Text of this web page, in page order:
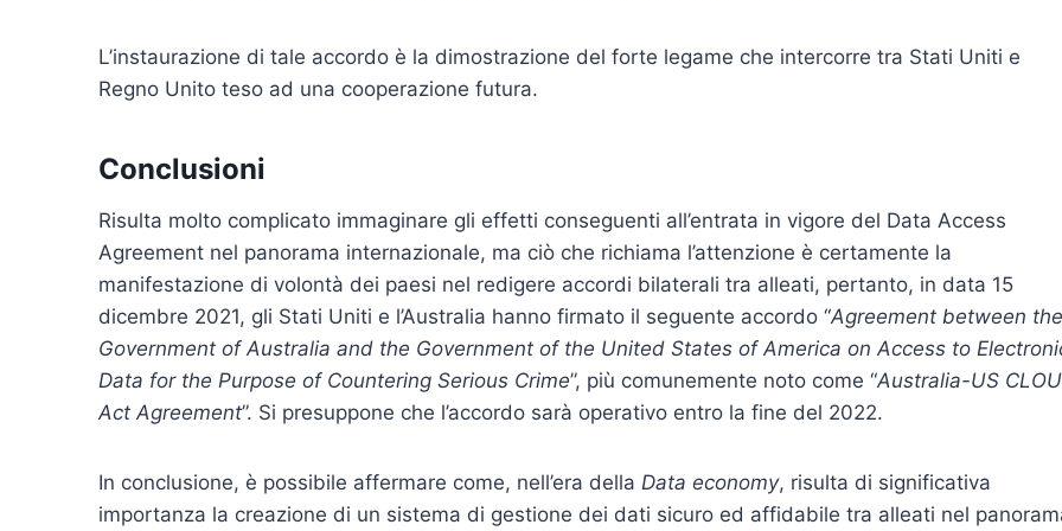
L’instaurazione di tale accordo è la dimostrazione del forte legame che intercorre tra Stati Uniti e
Regno Unito teso ad una cooperazione futura.
Conclusioni
Risulta molto complicato immaginare gli effetti conseguenti all’entrata in vigore del Data Access
Agreement nel panorama internazionale, ma ciò che richiama l’attenzione è certamente la
manifestazione di volontà dei paesi nel redigere accordi bilaterali tra alleati, pertanto, in data 15
dicembre 2021, gli Stati Uniti e l’Australia hanno firmato il seguente accordo “Agreement between the
Government of Australia and the Government of the United States of America on Access to
Data for the Purpose of Countering Serious Crime”, più comunemente noto come “Australia-US
Act Agreement”. Si presuppone che l’accordo sarà operativo entro la fine del 2022.
In conclusione, è possibile affermare come, nell’era della Data economy, risulta di significativa
importanza la creazione di un sistema di gestione dei dati sicuro ed affidabile tra alleati nel